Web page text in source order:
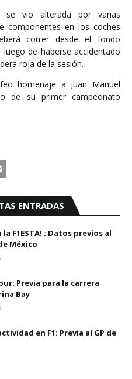
se vio alterada por varias
componentes en los coches
correr desde el fondo
de haberse accidentado
roja de la sesión.
homenaje a Juan Manuel
de su primer campeonato
ENTRADAS
F1ESTA! : Datos previos al
México
Previa para la carrera
Bay
en F1: Previa al GP de